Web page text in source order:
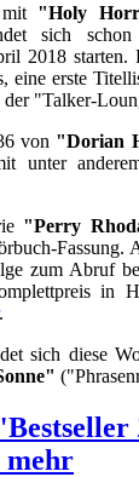
"Holy
sich
2018 starten.
eine erste
der "Talker-
von "Dorian
unter
"Perry
Fassung.
zum Abruf
in
.
sich diese